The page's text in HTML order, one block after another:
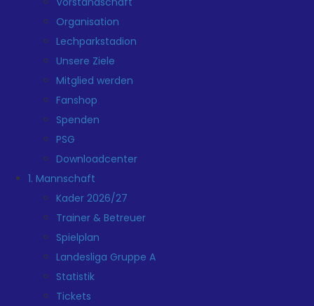
Organisation
Lechparkstadion
Unsere Ziele
Mitglied werden
Fanshop
Spenden
PSG
Downloadcenter
1. Mannschaft
Kader 2026/27
Trainer & Betreuer
Spielplan
Landesliga Gruppe A
Statistik
Tickets